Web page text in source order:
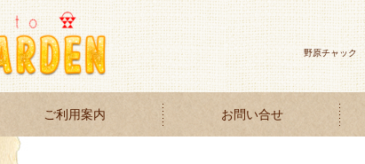
野原チャック
ご利用案内 お問い合せ